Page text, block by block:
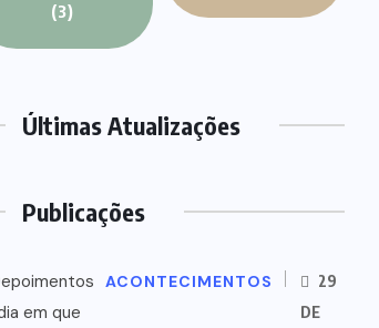
(3)
Últimas Atualizações
Publicações
ACONTECIMENTOS
29
DE